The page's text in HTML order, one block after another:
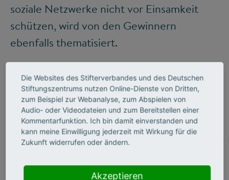
soziale Netzwerke nicht vor Einsamkeit
schützen, wird von den Gewinnern
ebenfalls thematisiert.
KATEGORIE SUBSTANZ
VIDEO ABSPIELEN>
Platz 1
Die Websites des Stifterverbandes und des Deutschen
Stiftungszentrums nutzen Online-Dienste von Dritten,
zum Beispiel zur Webanalyse, zum Abspielen von
Audio- oder Videodateien und zum Bereitstellen einer
Kommentarfunktion. Ich bin damit einverstanden und
kann meine Einwilligung jederzeit mit Wirkung für die
Zukunft widerrufen oder ändern.
Akzeptieren